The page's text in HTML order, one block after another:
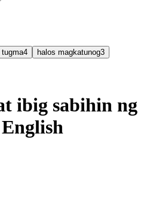
tugma4 halos magkatunog3
ibig sabihin ng